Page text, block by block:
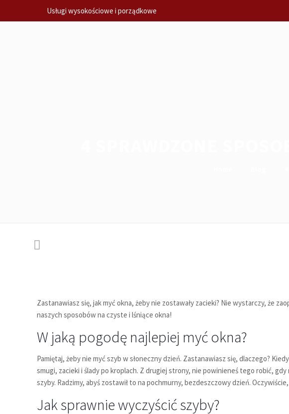
Usługi wysokościowe i porządkowe
Zastanawiasz się, jak myć okna, żeby nie zostawały zacieki? Nie wystarczy, że
naszych sposobów na czyste i lśniące okna!
W jaką pogodę najlepiej myć okna?
Pamiętaj, żeby nie myć szyb w słoneczny dzień. Zastanawiasz się, dlaczego?
smugi, zacieki i ślady po kroplach. Z drugiej strony, nie powinieneś tego robić,
szyby. Radzimy, abyś zostawił to na pochmurny, bezdeszczowy dzień.
Jak sprawnie wyczyścić szyby?